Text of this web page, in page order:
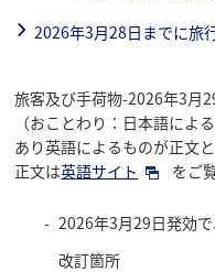
2026年3月28日までに旅
旅客及び手荷物-2026年3月
（おことわり：日本語によ
あり英語によるものが正文と
正文は英語サイト をご
2026年3月29日発効で
改訂箇所